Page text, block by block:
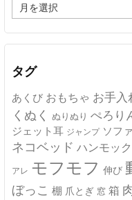
ー
カ
イ
タグ
あくび おもちゃ お手入
くぬく ぬりぬり ぺろり
ジェット耳 ジャンプ ソファ
ネコベッド ハンモック
アレ モフモフ 伸び
ぼっこ 棚 爪とぎ 窓 箱